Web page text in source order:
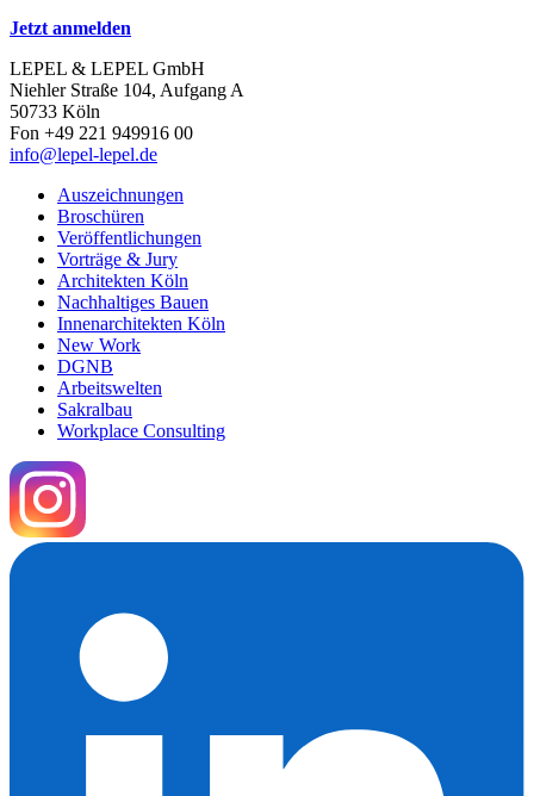
Jetzt anmelden
LEPEL & LEPEL GmbH
Niehler Straße 104, Aufgang A
50733 Köln
Fon +49 221 949916 00
info@lepel-lepel.de
Auszeichnungen
Broschüren
Veröffentlichungen
Vorträge & Jury
Architekten Köln
Nachhaltiges Bauen
Innenarchitekten Köln
New Work
DGNB
Arbeitswelten
Sakralbau
Workplace Consulting